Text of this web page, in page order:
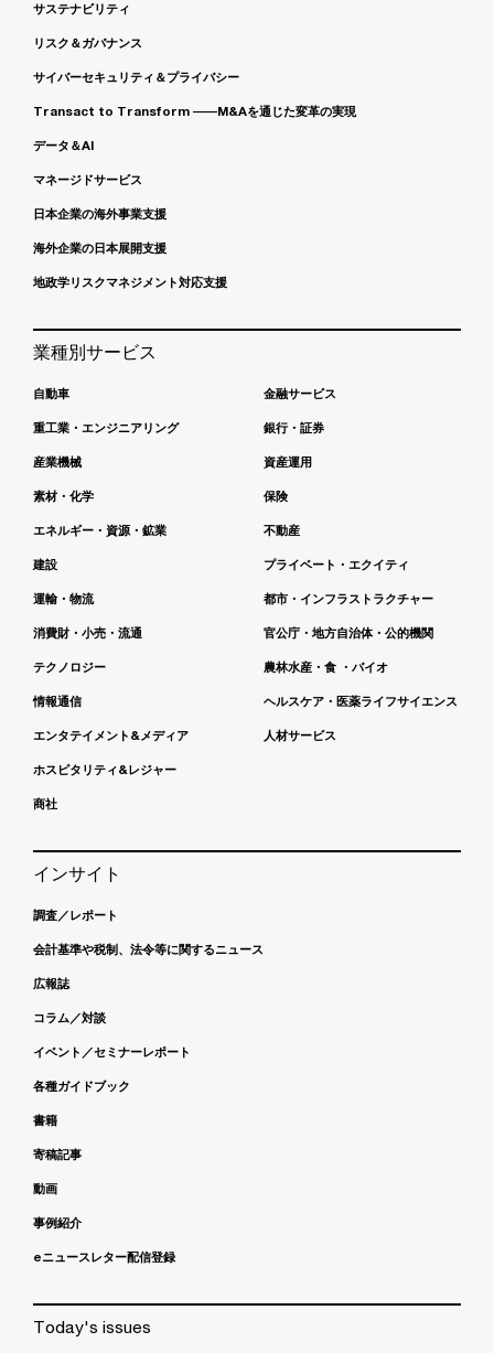
サステナビリティ
リスク＆ガバナンス
サイバーセキュリティ＆プライバシー
Transact to Transform ――M&Aを通じた変革の実現
データ＆AI
マネージドサービス
日本企業の海外事業支援
海外企業の日本展開支援
地政学リスクマネジメント対応支援
業種別サービス
自動車
重工業・エンジニアリング
産業機械
素材・化学
エネルギー・資源・鉱業
建設
運輸・物流
消費財・小売・流通
テクノロジー
情報通信
エンタテイメント&メディア
ホスピタリティ&レジャー
商社
金融サービス
銀行・証券
資産運用
保険
不動産
プライベート・エクイティ
都市・インフラストラクチャー
官公庁・地方自治体・公的機関
農林水産・食 ・バイオ
ヘルスケア・医薬ライフサイエンス
人材サービス
インサイト
調査／レポート
会計基準や税制、法令等に関するニュース
広報誌
コラム／対談
イベント／セミナーレポート
各種ガイドブック
書籍
寄稿記事
動画
事例紹介
eニュースレター配信登録
Today's issues